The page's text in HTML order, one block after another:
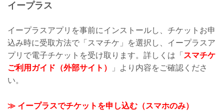
イープラス
イープラスアプリを事前にインストールし、チケットお申
込み時に受取方法で「スマチケ」を選択し、イープラスア
プリで電子チケットを受け取ります。詳しくは「 スマチケ
ご利用ガイド（外部サイト）
」より内容をご確認くださ
い。
≫ イープラスでチケットを申し込む（スマホのみ）